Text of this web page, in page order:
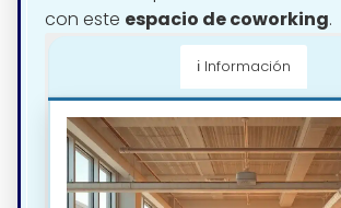
con este espacio de coworking.
ℹ️ Información